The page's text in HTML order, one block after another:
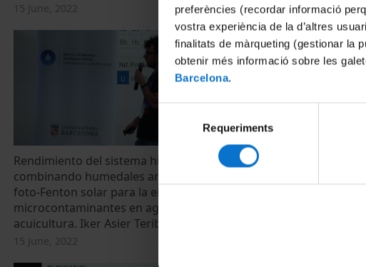
preferències (recordar informació
vostra experiència de la d’altres
finalitats de màrqueting (gestionar la
obtenir més informació sobre les
Barcelona.
consentiment
Requeriments
15 June, 2022
Rendimiento del sistema híbrido
combinando humedales artificiales y
foto-Fenton solar para la eliminación de
microcontaminantes en aguas de
acuicultura. Iker Asier Teribia Casado
15 June, 2022
Eliminació de